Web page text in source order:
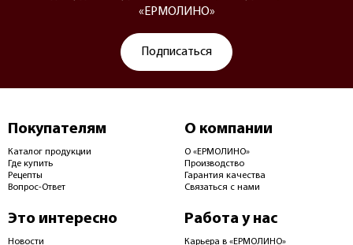
«ЕРМОЛИНО»
Подписаться
Покупателям
Каталог продукции
Где купить
Рецепты
Вопрос-Ответ
О компании
О «ЕРМОЛИНО»
Производство
Гарантия качества
Связаться с нами
Это интересно
Новости
Работа у нас
Карьера в «ЕРМОЛИНО»